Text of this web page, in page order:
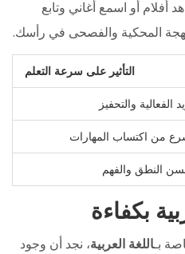
أفلام أو اسمع أغاني وتابع
المحكية والفصحى في رأسك.
التأثير على سرعة التعلم
الفعالية والتحفيز
من اكتساب المهارات
النطق والفهم
بكفاءة
بـاللغة العربية، نجد أن وجود